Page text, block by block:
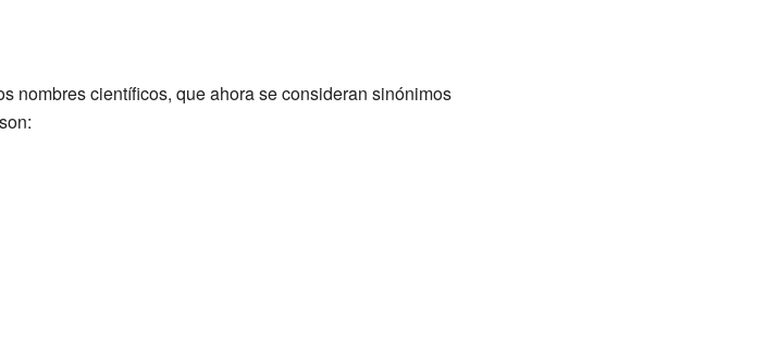
nombres científicos, que ahora se consideran sinónimos